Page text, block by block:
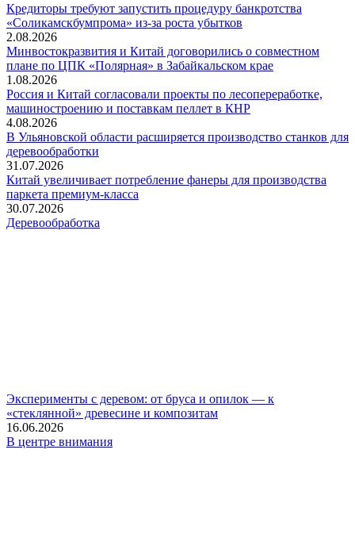
Кредиторы требуют запустить процедуру банкротства
«Соликамскбумпрома» из-за роста убытков
2.08.2026
Минвостокразвития и Китай договорились о совместном
плане по ЦПК «Полярная» в Забайкальском крае
1.08.2026
Россия и Китай согласовали проекты по лесопереработке,
машиностроению и поставкам пеллет в КНР
4.08.2026
В Ульяновской области расширяется производство станков для
деревообработки
31.07.2026
Китай увеличивает потребление фанеры для производства
паркета премиум-класса
30.07.2026
Деревообработка
Эксперименты с деревом: от бруса и опилок — к
«стеклянной» древесине и композитам
16.06.2026
В центре внимания